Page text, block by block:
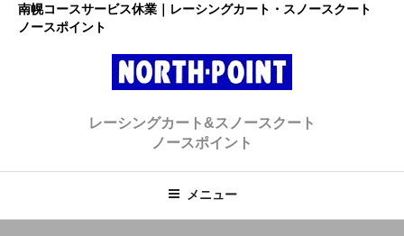
南幌コースサービス休業｜レーシングカート・スノースクート
ノースポイント
ト ノースポイント
レーシングカート&スノースクート
ノースポイント
メニュー